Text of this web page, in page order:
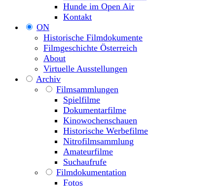
Hunde im Open Air
Kontakt
ON
Historische Filmdokumente
Filmgeschichte Österreich
About
Virtuelle Ausstellungen
Archiv
Filmsammlungen
Spielfilme
Dokumentarfilme
Kinowochenschauen
Historische Werbefilme
Nitrofilmsammlung
Amateurfilme
Suchaufrufe
Filmdokumentation
Fotos